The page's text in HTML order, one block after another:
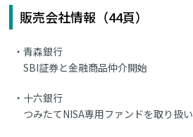
販売会社情報（44頁）
青森銀行
SBI証券と金融商品仲介開始
十六銀行
つみたてNISA専用ファンドを取り扱い